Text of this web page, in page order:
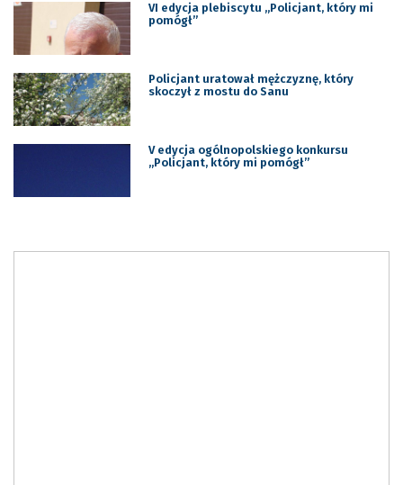
VI edycja plebiscytu „Policjant, który mi
pomógł”
Policjant uratował mężczyznę, który
skoczył z mostu do Sanu
V edycja ogólnopolskiego konkursu
„Policjant, który mi pomógł”